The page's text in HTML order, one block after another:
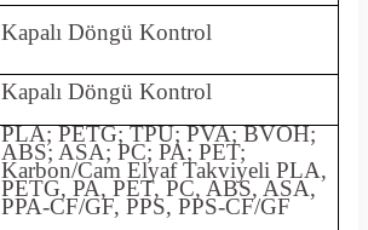
Kapalı Döngü Kontrol
Kapalı Döngü Kontrol
PLA; PETG; TPU; PVA; BVOH;
ABS; ASA; PC; PA; PET;
Karbon/Cam Elyaf Takviyeli PLA,
PETG, PA, PET, PC, ABS, ASA,
PPA-CF/GF, PPS, PPS-CF/GF